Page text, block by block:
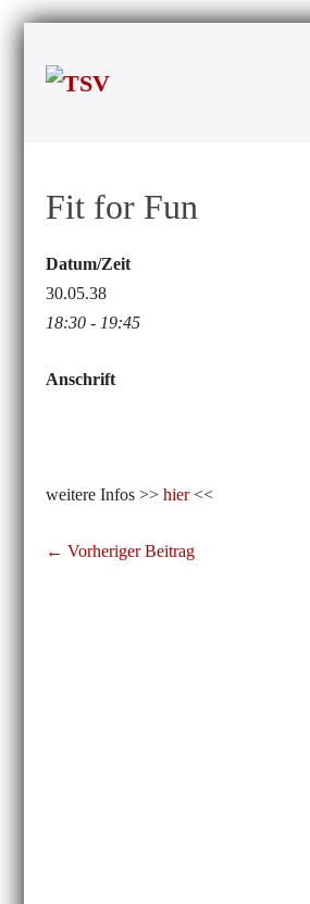
Zum
Fit for Fun
Datum/Zeit
30.05.38
18:30 - 19:45
Anschrift
weitere Infos >> hier<<
Beitragsnavigation
← Vorheriger Beitrag